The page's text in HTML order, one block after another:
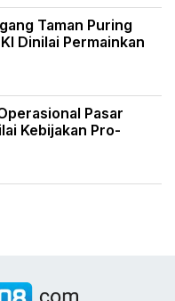
Taman Puring
Dinilai Permainkan
Pasar
Kebijakan Pro-